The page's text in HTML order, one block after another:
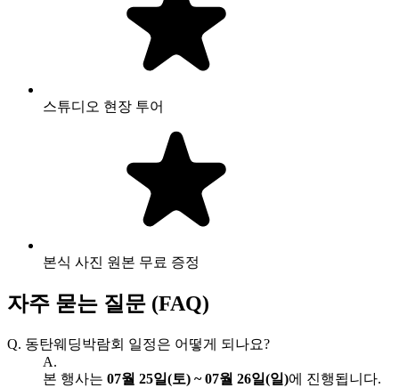
스튜디오 현장 투어
본식 사진 원본 무료 증정
자주 묻는 질문 (FAQ)
Q. 동탄웨딩박람회 일정은 어떻게 되나요?
A.
본 행사는 07월 25일(토) ~ 07월 26일(일)에 진행됩니다.